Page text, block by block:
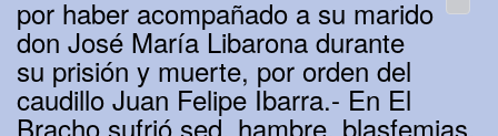
por haber acompañado a su marido
don José María Libarona durante
su prisión y muerte, por orden del
caudillo Juan Felipe Ibarra.- En El
Bracho sufrió sed, hambre, blasfemias,